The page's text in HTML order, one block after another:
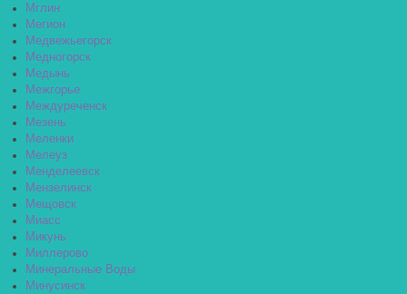
Мглин
Мегион
Медвежьегорск
Медногорск
Медынь
Межгорье
Междуреченск
Мезень
Меленки
Мелеуз
Менделеевск
Мензелинск
Мещовск
Миасс
Микунь
Миллерово
Минеральные Воды
Минусинск